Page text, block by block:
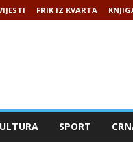
FRIK IZ KVARTA
SPORT